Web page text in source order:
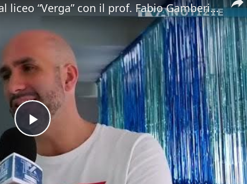
Play
Video
Adrano. Interessante incontro al liceo “Verga” con il prof. Fabio Gamberini. Studenti del Linguistic